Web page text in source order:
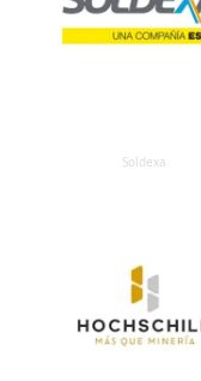
Soldexa